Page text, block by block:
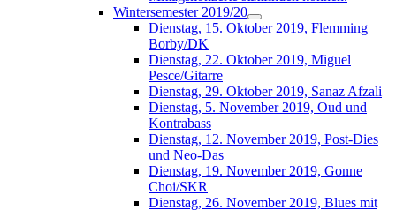
Wintersemester 2019/20
Dienstag, 15. Oktober 2019, Flemming
Borby/DK
Dienstag, 22. Oktober 2019, Miguel
Pesce/Gitarre
Dienstag, 29. Oktober 2019, Sanaz Afzali
Dienstag, 5. November 2019, Oud und
Kontrabass
Dienstag, 12. November 2019, Post-Dies
und Neo-Das
Dienstag, 19. November 2019, Gonne
Choi/SKR
Dienstag, 26. November 2019, Blues mit